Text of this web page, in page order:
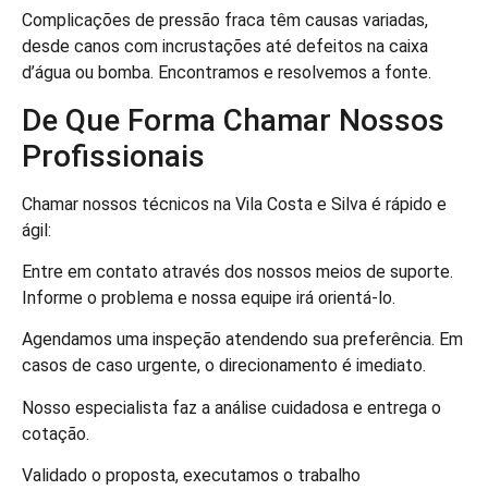
Complicações de pressão fraca têm causas variadas,
desde canos com incrustações até defeitos na caixa
d’água ou bomba. Encontramos e resolvemos a fonte.
De Que Forma Chamar Nossos
Profissionais
Chamar nossos técnicos na Vila Costa e Silva é rápido e
ágil:
Entre em contato através dos nossos meios de suporte.
Informe o problema e nossa equipe irá orientá-lo.
Agendamos uma inspeção atendendo sua preferência. Em
casos de caso urgente, o direcionamento é imediato.
Nosso especialista faz a análise cuidadosa e entrega o
cotação.
Validado o proposta, executamos o trabalho